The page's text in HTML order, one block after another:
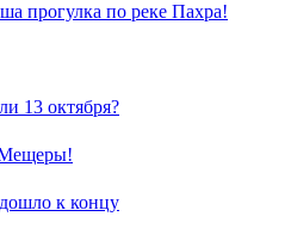
прогулка по реке Пахра!
13 октября?
Мещеры!
к концу